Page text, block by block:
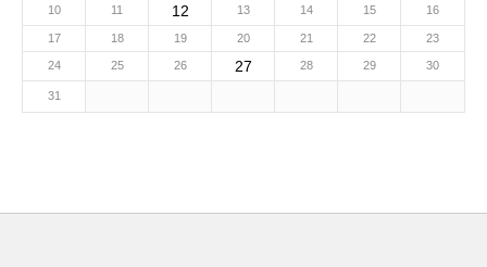
10 11 12 13 14 15 16
17 18 19 20 21 22 23
24 25 26 27 28 29 30
31